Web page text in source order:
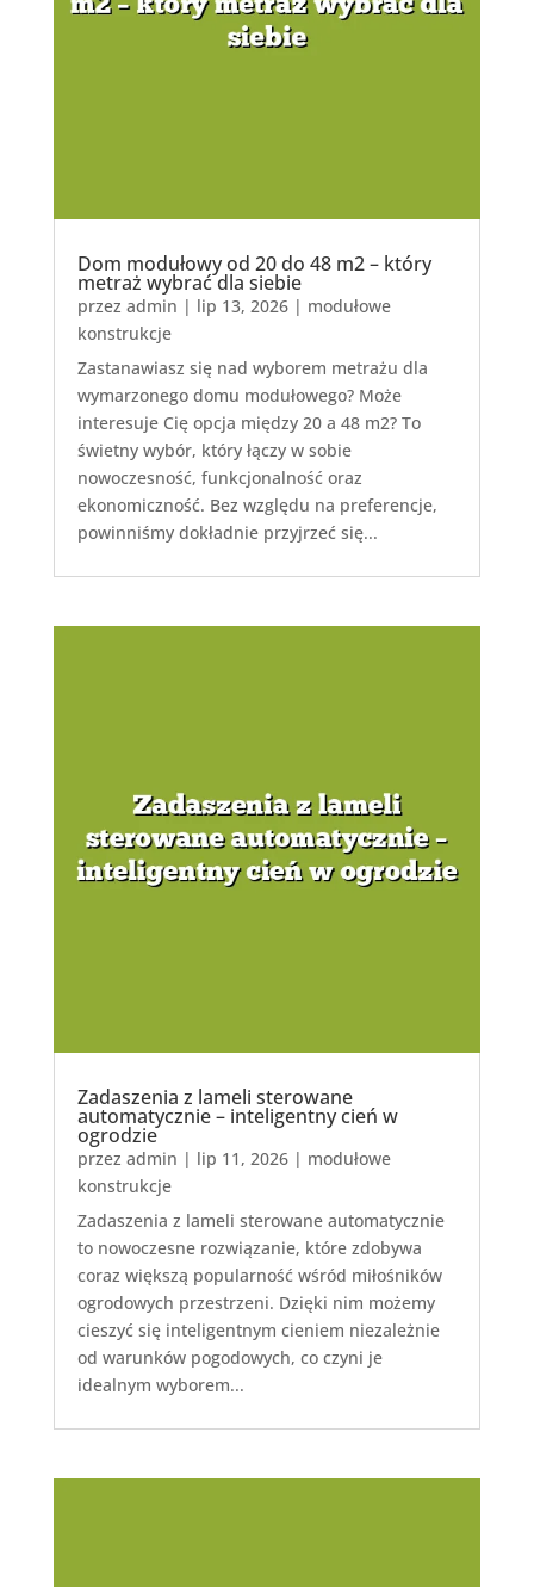
Dom modułowy od 20 do 48 m2 – który
metraż wybrać dla siebie
przez admin | lip 13, 2026| modułowe
konstrukcje
Zastanawiasz się nad wyborem metrażu dla
wymarzonego domu modułowego? Może
interesuje Cię opcja między 20 a 48 m2? To
świetny wybór, który łączy w sobie
nowoczesność, funkcjonalność oraz
ekonomiczność. Bez względu na preferencje,
powinniśmy dokładnie przyjrzeć się...
Zadaszenia z lameli sterowane
automatycznie – inteligentny cień w
ogrodzie
przez admin | lip 11, 2026| modułowe
konstrukcje
Zadaszenia z lameli sterowane automatycznie
to nowoczesne rozwiązanie, które zdobywa
coraz większą popularność wśród miłośników
ogrodowych przestrzeni. Dzięki nim możemy
cieszyć się inteligentnym cieniem niezależnie
od warunków pogodowych, co czyni je
idealnym wyborem...